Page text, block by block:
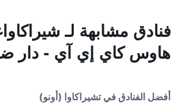
فنادق مشابهة لـ
هاوس كاي إي آي - دار
أفضل الفنادق في تشيراكاوا (أونو)